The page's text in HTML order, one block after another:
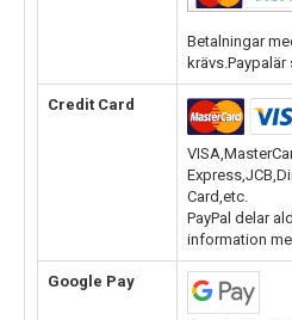
Betalningar
Credit Card
Card,etc.
PayPal delar
information
Google Pay